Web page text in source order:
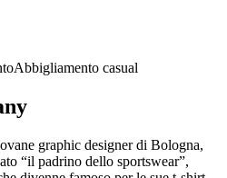
Abbigliamento casual
graphic designer di Bologna,
“il padrino dello sportswear”,